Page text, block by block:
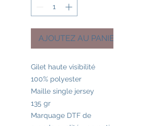
AJOUTEZ AU PANIER
Gilet haute visibilité
100% polyester
Maille single jersey
135 gr
Marquage DTF de